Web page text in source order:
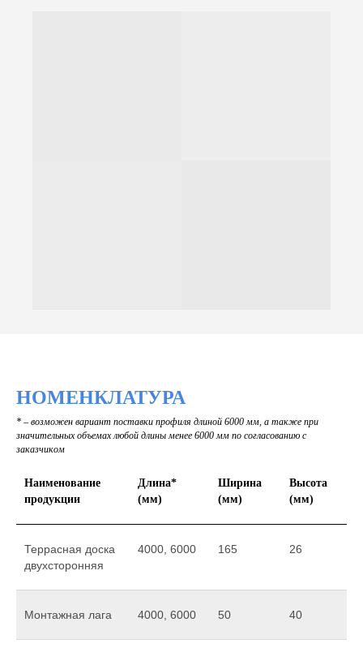
НОМЕНКЛАТУРА
* – возможен вариант поставки профиля длиной 6000 мм, а также при
значительных объемах любой длины менее 6000 мм по согласованию с
заказчиком
Наименование
продукции
Длина*
(мм)
Ширина
(мм)
Высота
(мм)
Террасная доска
двухсторонняя
4000, 6000 165 26
Монтажная лага 4000, 6000 50 40